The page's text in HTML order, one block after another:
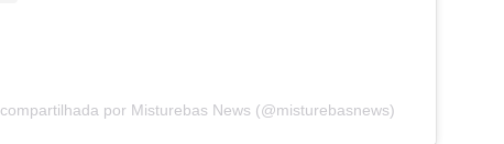
por Misturebas News (@misturebasnews)